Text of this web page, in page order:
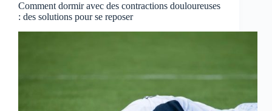
Comment dormir avec des contractions douloureuses
: des solutions pour se reposer